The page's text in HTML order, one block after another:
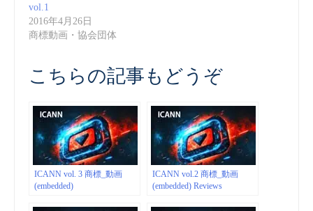
vol.1
2016年4月26日
商標動画・協会団体
こちらの記事もどうぞ
ICANN vol. 3 商標_動画
(embedded)
ICANN vol.2 商標_動画
(embedded) Reviews